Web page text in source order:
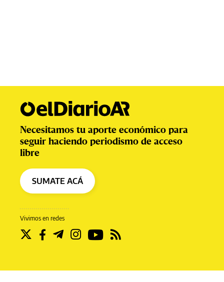
Vivimos en redes
Necesitamos tu aporte económico para
seguir haciendo periodismo de acceso
libre
SUMATE ACÁ